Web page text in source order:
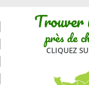
près de
CLIQUEZ